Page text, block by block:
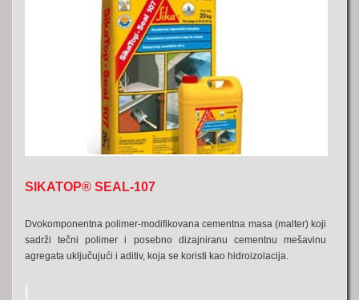
SIKATOP® SEAL-107
Dvokomponentna polimer-modifikovana cementna masa (malter) koji
sadrži tečni polimer i posebno dizajniranu cementnu mešavinu
agregata uključujući i aditiv, koja se koristi kao hidroizolacija.